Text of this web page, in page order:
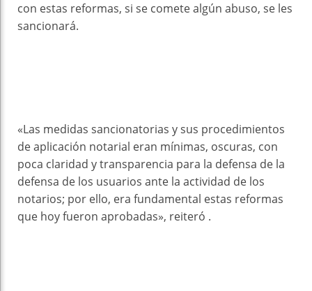
con estas reformas, si se comete algún abuso, se les
sancionará.
«Las medidas sancionatorias y sus procedimientos
de aplicación notarial eran mínimas, oscuras, con
poca claridad y transparencia para la defensa de la
defensa de los usuarios ante la actividad de los
notarios; por ello, era fundamental estas reformas
que hoy fueron aprobadas», reiteró .